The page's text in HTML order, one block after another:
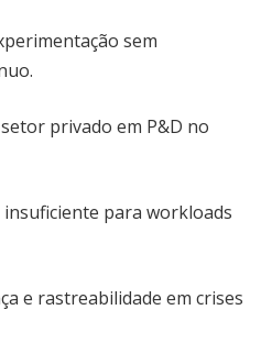
sem
privado em P&D no
para workloads
e rastreabilidade em crises